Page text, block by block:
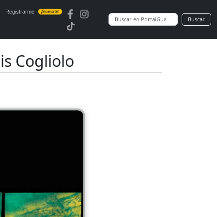
Registrarme ¡Sumate!
Buscar
Cogliolo